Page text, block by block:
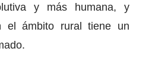
y más humana, y
el ámbito rural tiene un